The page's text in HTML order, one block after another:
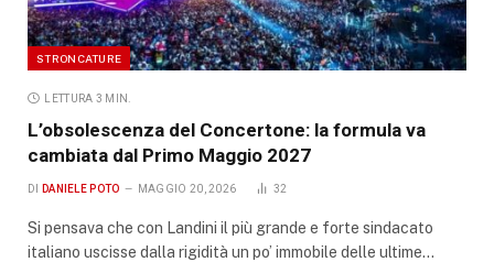
STRONCATURE
LETTURA 3 MIN.
L’obsolescenza del Concertone: la formula va
cambiata dal Primo Maggio 2027
DI DANIELE POTO MAGGIO 20, 2026 32
Si pensava che con Landini il più grande e forte sindacato
italiano uscisse dalla rigidità un po’ immobile delle ultime…